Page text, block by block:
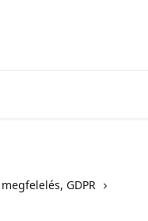
megfelelés, GDPR